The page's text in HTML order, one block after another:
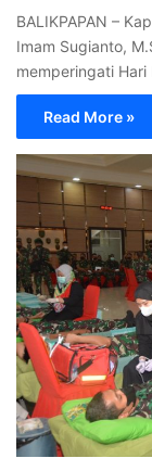
BALIKPAPAN –
Imam Sugianto,
memperingati
Read More »